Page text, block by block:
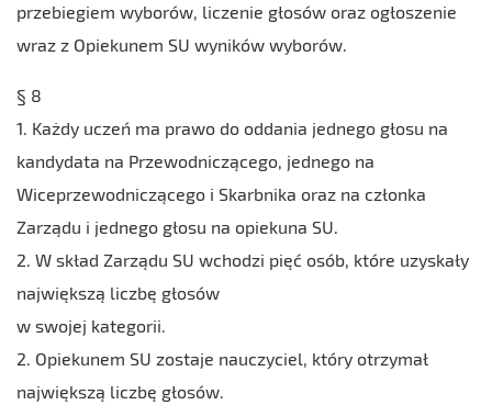
przebiegiem wyborów, liczenie głosów oraz ogłoszenie
wraz z Opiekunem SU wyników wyborów.
§ 8
1. Każdy uczeń ma prawo do oddania jednego głosu na
kandydata na Przewodniczącego, jednego na
Wiceprzewodniczącego i Skarbnika oraz na członka
Zarządu i jednego głosu na opiekuna SU.
2. W skład Zarządu SU wchodzi pięć osób, które uzyskały
największą liczbę głosów
w swojej kategorii.
2. Opiekunem SU zostaje nauczyciel, który otrzymał
największą liczbę głosów.